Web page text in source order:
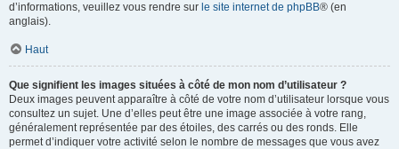
d’informations, veuillez vous rendre sur le site internet de phpBB® (en
anglais).
Haut
Que signifient les images situées à côté de mon nom d’utilisateur ?
Deux images peuvent apparaître à côté de votre nom d’utilisateur lorsque vous
consultez un sujet. Une d’elles peut être une image associée à votre rang,
généralement représentée par des étoiles, des carrés ou des ronds. Elle
permet d’indiquer votre activité selon le nombre de messages que vous avez